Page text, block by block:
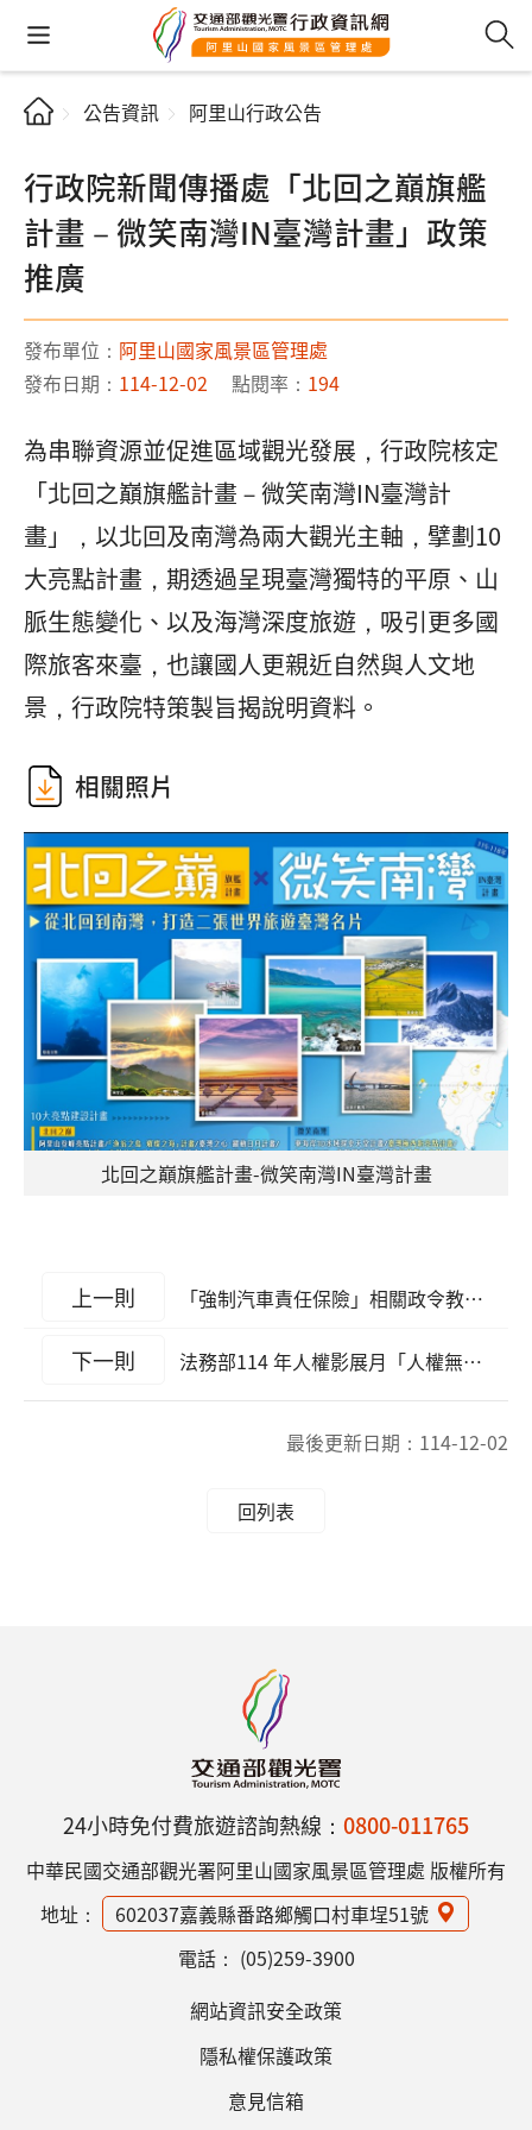
公告資訊 阿里山行政公告
行政院新聞傳播處「北回之巔旗艦
計畫－微笑南灣IN臺灣計畫」政策
推廣
發布單位： 阿里山國家風景區管理處
發布日期： 114-12-02 點閱率： 194
為串聯資源並促進區域觀光發展，行政院核定
「北回之巔旗艦計畫－微笑南灣IN臺灣計
畫」，以北回及南灣為兩大觀光主軸，擘劃10
大亮點計畫，期透過呈現臺灣獨特的平原、山
脈生態變化、以及海灣深度旅遊，吸引更多國
際旅客來臺，也讓國人更親近自然與人文地
景，行政院特策製旨揭說明資料。
相關照片
北回之巔旗艦計畫-微笑南灣IN臺灣計畫
上一則 「強制汽車責任保險」相關政令教育宣導
下一則 法務部114 年人權影展月「人權無國界—經典再呈獻」，自即日起正式開跑！
最後更新日期： 114-12-02
回列表
24小時免付費旅遊諮詢熱線： 0800-011765
中華民國交通部觀光署阿里山國家風景區管理處 版權所有
地址：
602037嘉義縣番路鄉觸口村車埕51號
電話： (05)259-3900
網站資訊安全政策
隱私權保護政策
意見信箱